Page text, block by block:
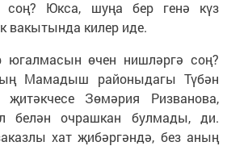
соң? Юкса, шуңа бер генә күз
вакытында килер иде.
югалмасын өчен нишләргә соң?
Мамадыш районыдагы Түбән
Зөмәрия Ризванова,
белән очрашкан булмады, ди.
хат җибәргәндә, без аның